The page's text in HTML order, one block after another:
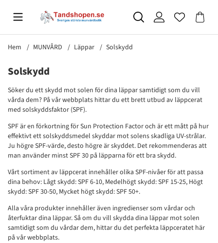
Hem MUNVÅRD Läppar Solskydd
Solskydd
Söker du ett skydd mot solen för dina läppar samtidigt som du vill
vårda dem? På vår webbplats hittar du ett brett utbud av läppcerat
med solskyddsfaktor (SPF).
SPF är en förkortning för Sun Protection Factor och är ett mått på hur
effektivt ett solskyddsmedel skyddar mot solens skadliga UV-strålar.
Ju högre SPF-värde, desto högre är skyddet. Det rekommenderas att
man använder minst SPF 30 på läpparna för ett bra skydd.
Vårt sortiment av läppcerat innehåller olika SPF-nivåer för att passa
dina behov: Lågt skydd: SPF 6-10, Medelhögt skydd: SPF 15-25, Högt
skydd: SPF 30-50, Mycket högt skydd: SPF 50+.
Alla våra produkter innehåller även ingredienser som vårdar och
återfuktar dina läppar. Så om du vill skydda dina läppar mot solen
samtidigt som du vårdar dem, hittar du det perfekta läppceratet här
på vår webbplats.